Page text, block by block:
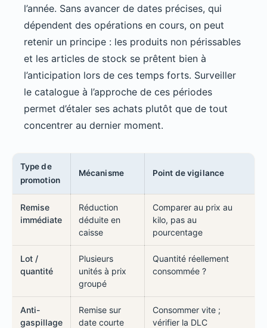
l’année. Sans avancer de dates précises, qui
dépendent des opérations en cours, on peut
retenir un principe : les produits non périssables
et les articles de stock se prêtent bien à
l’anticipation lors de ces temps forts. Surveiller
le catalogue à l’approche de ces périodes
permet d’étaler ses achats plutôt que de tout
concentrer au dernier moment.
Type de
promotion
Mécanisme Point de vigilance
Remise
immédiate
Réduction
déduite en
caisse
Comparer au prix au
kilo, pas au
pourcentage
Lot /
quantité
Plusieurs
unités à prix
groupé
Quantité réellement
consommée ?
Anti-
gaspillage
Remise sur
date courte
Consommer vite ;
vérifier la DLC